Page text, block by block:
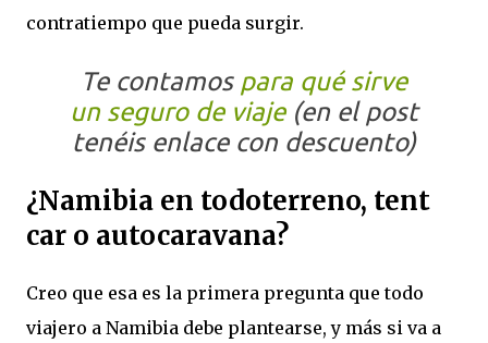
contratiempo que pueda surgir.
Te contamos para qué sirve
un seguro de viaje(en el post
tenéis enlace con descuento)
¿Namibia en todoterreno, tent
car o autocaravana?
Creo que esa es la primera pregunta que todo
viajero a Namibia debe plantearse, y más si va a